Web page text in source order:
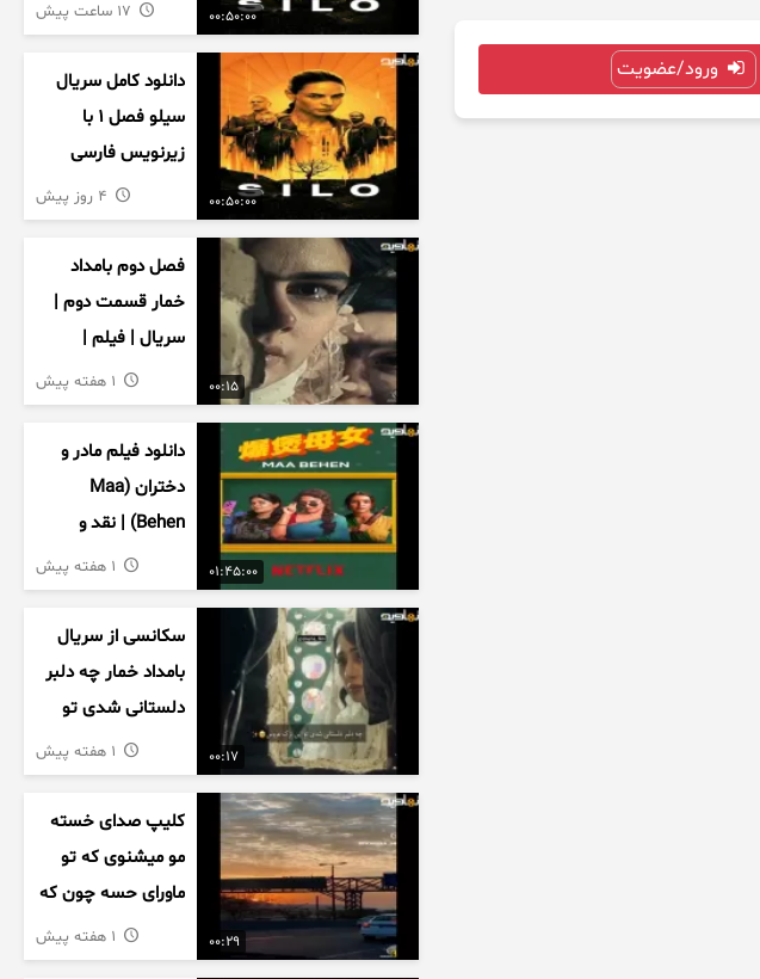
ورود/عضویت
00:50:00
00:50:00
دانلود کامل سریال
سیلو فصل ۱ با
زیرنویس فارسی
00:15
فصل دوم بامداد
خمار قسمت دوم |
سریال | فیلم |
نمایش خانگی |
محبوبه | سینمایی
01:45:00
دانلود فیلم مادر و
دختران (Maa
Behen) | نقد و
بررسی درام خانوادگی
هندی
00:17
سکانسی از سریال
بامداد خمار چه دلبر
دلستانی شدی تو
این بزک عروس..
00:29
کلیپ صدای خسته
مو میشنوی که تو
ماورای حسه چون که
داریم می رسیم به
اخرای قصه